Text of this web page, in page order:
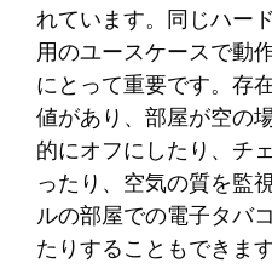
れています。同じハー
用のユースケースで動
にとって重要です。存
値があり、部屋が空の
的にオフにしたり、チ
ったり、空気の質を監
ルの部屋での電子タバ
たりすることもできます